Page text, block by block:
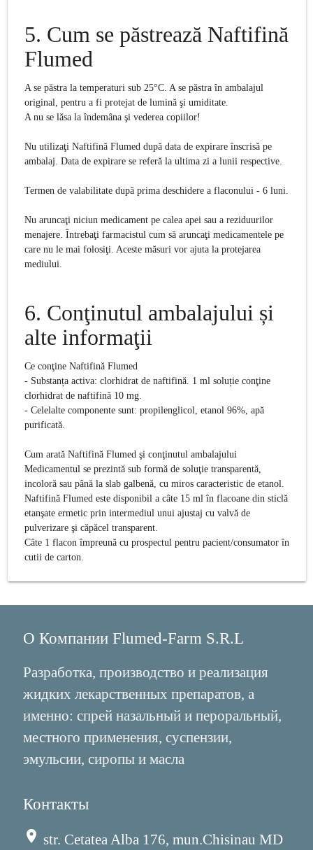
5. Cum se păstrează Naftifină
Flumed
A se păstra la temperaturi sub 25°C. A se păstra în ambalajul
original, pentru a fi protejat de lumină şi umiditate.
A nu se lăsa la îndemâna şi vederea copiilor!
Nu utilizaţi Naftifină Flumed după data de expirare înscrisă pe
ambalaj. Data de expirare se referă la ultima zi a lunii respective.
Termen de valabilitate după prima deschidere a flaconului - 6 luni.
Nu aruncaţi niciun medicament pe calea apei sau a reziduurilor
menajere. Întrebaţi farmacistul cum să aruncaţi medicamentele pe
care nu le mai folosiţi. Aceste măsuri vor ajuta la protejarea
mediului.
6. Conţinutul ambalajului și
alte informaţii
Ce conţine Naftifină Flumed
- Substanța activa: clorhidrat de naftifină. 1 ml soluție conţine
clorhidrat de naftifină 10 mg.
- Celelalte componente sunt: propilenglicol, etanol 96%, apă
purificată.
Cum arată Naftifină Flumed şi conţinutul ambalajului
Medicamentul se prezintă sub formă de soluţie transparentă,
incoloră sau până la slab galbenă, cu miros caracteristic de etanol.
Naftifină Flumed este disponibil a câte 15 ml în flacoane din sticlă
etanşate ermetic prin intermediul unui ajustaj cu valvă de
pulverizare şi căpăcel transparent.
Câte 1 flacon împreună cu prospectul pentru pacient/consumator în
cutii de carton.
О Компании Flumed-Farm S.R.L
Разработка, производство и реализация
жидких лекарственных препаратов, а
именно: спрей назальный и пероральный,
местного применения, суспензии,
эмульсии, сиропы и масла
Контакты
place str. Cetatea Alba 176, mun.Chisinau MD